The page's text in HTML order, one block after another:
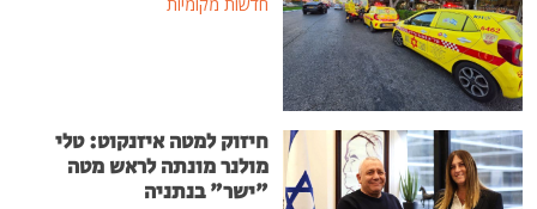
חיזוק למטה איזנקוט: טלי
מולנר מונתה לראש מטה
"ישר" בנתניה